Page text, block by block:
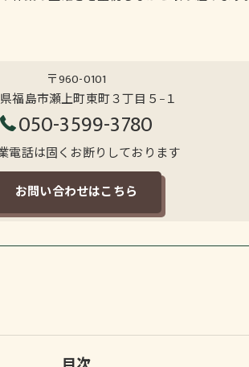
〒960-0101
福島市瀬上町東町３丁目５−１
050-3599-3780
電話は固くお断りしております
お問い合わせはこちら